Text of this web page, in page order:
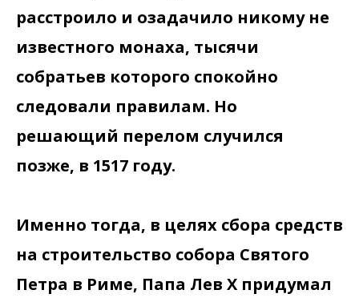
расстроило и озадачило никому не
известного монаха, тысячи
собратьев которого спокойно
следовали правилам. Но
решающий перелом случился
позже, в 1517 году.
Именно тогда, в целях сбора средств
на строительство собора Святого
Петра в Риме, Папа Лев Х придумал